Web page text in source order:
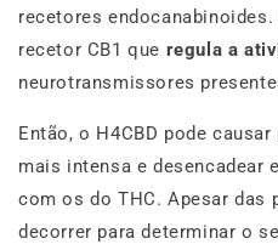
recetores
recetor CB1 que regula a
neurotransmissores
Então, o H4CBD pode
mais intensa e
com os do THC. Apesar das
decorrer para determinar o